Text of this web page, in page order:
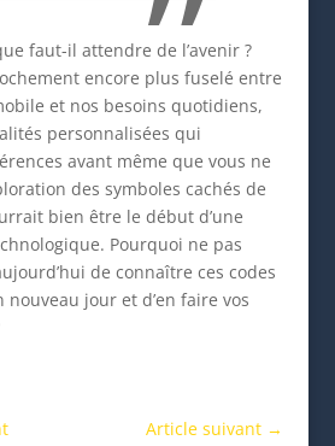
faut-il attendre de l’avenir ?
encore plus fuselé entre
et nos besoins quotidiens,
personnalisées qui
avant même que vous ne
des symboles cachés de
bien être le début d’une
Pourquoi ne pas
de connaître ces codes
nouveau jour et d’en faire vos
Article suivant →